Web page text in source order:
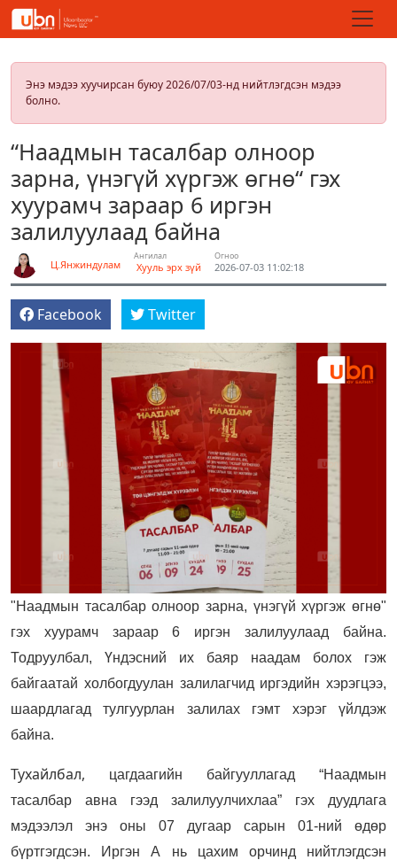
Энэ мэдээ хуучирсан буюу 2026/07/03-нд нийтлэгдсэн мэдээ
болно.
“Наадмын тасалбар олноор
зарна, үнэгүй хүргэж өгнө“ гэх
хуурамч зараар 6 иргэн
залилуулаад байна
Ц.Янжиндулам
Ангилал
Хууль эрх зүй
Огноо
2026-07-03 11:02:18
Facebook Twitter
"Наадмын тасалбар олноор зарна, үнэгүй хүргэж өгнө"
гэх хуурамч зараар 6 иргэн залилуулаад байна.
Тодруулбал, Үндэсний их баяр наадам болох гэж
байгаатай холбогдуулан залилагчид иргэдийн хэрэгцээ,
шаардлагад тулгуурлан залилах гэмт хэрэг үйлдэж
байна.
Тухайлбал,
цагдаагийн байгууллагад “Наадмын
тасалбар авна гээд залилуулчихлаа” гэх дуудлага
мэдээлэл энэ оны 07 дугаар сарын 01-ний өдөр
бүртгэгдсэн. Иргэн А нь цахим орчинд нийтлэгдсэн